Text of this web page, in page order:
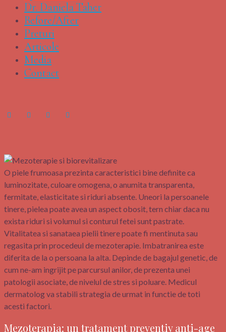
Dr. Daniela Taher
Before/After
Preturi
Articole
Media
Contact
O piele frumoasa prezinta caracteristici bine definite ca
luminozitate, culoare omogena, o anumita transparenta,
fermitate, elasticitate si riduri absente. Uneori la persoanele
tinere, pielea poate avea un aspect obosit, tern chiar daca nu
exista riduri si volumul si conturul fetei sunt pastrate.
Vitalitatea si sanataea pielii tinere poate fi mentinuta sau
regasita prin procedeul de mezoterapie. Imbatranirea este
diferita de la o persoana la alta. Depinde de bagajul genetic, de
cum ne-am ingrijit pe parcursul anilor, de prezenta unei
patologii asociate, de nivelul de stres si poluare. Medicul
dermatolog va stabili strategia de urmat in functie de toti
acesti factori.
Mezoterapia: un tratament preventiv anti-age